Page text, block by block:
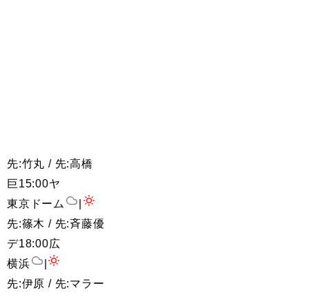
先:竹丸 / 先:高橋
巨15:00ヤ
東京ドーム
先:篠木 / 先:斉藤優
デ18:00広
横浜
先:伊原 / 先:マラー